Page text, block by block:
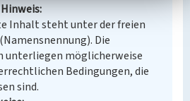
Inhalt steht unter der freien
Die
unterliegen möglicherweise
Bedingungen, die
sind.